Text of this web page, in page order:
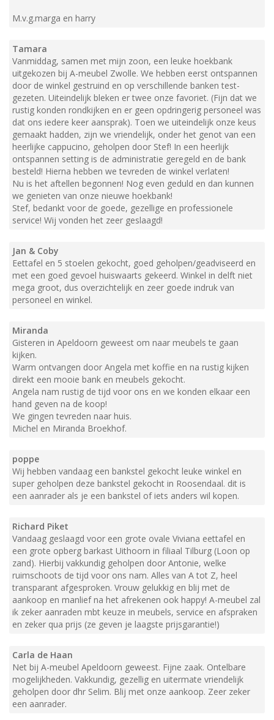
M.v.g.marga en harry
Tamara
Vanmiddag, samen met mijn zoon, een leuke hoekbank
uitgekozen bij A-meubel Zwolle. We hebben eerst ontspannen
door de winkel gestruind en op verschillende banken test-
gezeten. Uiteindelijk bleken er twee onze favoriet. (Fijn dat we
rustig konden rondkijken en er geen opdringerig personeel was
dat ons iedere keer aansprak). Toen we uiteindelijk onze keus
gemaakt hadden, zijn we vriendelijk, onder het genot van een
heerlijke cappucino, geholpen door Stef! In een heerlijk
ontspannen setting is de administratie geregeld en de bank
besteld! Hierna hebben we tevreden de winkel verlaten!
Nu is het aftellen begonnen! Nog even geduld en dan kunnen
we genieten van onze nieuwe hoekbank!
Stef, bedankt voor de goede, gezellige en professionele
service! Wij vonden het zeer geslaagd!
Jan & Coby
Eettafel en 5 stoelen gekocht, goed geholpen/geadviseerd en
met een goed gevoel huiswaarts gekeerd. Winkel in delft niet
mega groot, dus overzichtelijk en zeer goede indruk van
personeel en winkel.
Miranda
Gisteren in Apeldoorn geweest om naar meubels te gaan
kijken.
Warm ontvangen door Angela met koffie en na rustig kijken
direkt een mooie bank en meubels gekocht.
Angela nam rustig de tijd voor ons en we konden elkaar een
hand geven na de koop!
We gingen tevreden naar huis.
Michel en Miranda Broekhof.
poppe
Wij hebben vandaag een bankstel gekocht leuke winkel en
super geholpen deze bankstel gekocht in Roosendaal. dit is
een aanrader als je een bankstel of iets anders wil kopen.
Richard Piket
Vandaag geslaagd voor een grote ovale Viviana eettafel en
een grote opberg barkast Uithoorn in filiaal Tilburg (Loon op
zand). Hierbij vakkundig geholpen door Antonie, welke
ruimschoots de tijd voor ons nam. Alles van A tot Z, heel
transparant afgesproken. Vrouw gelukkig en blij met de
aankoop en manlief na het afrekenen ook happy! A-meubel zal
ik zeker aanraden mbt keuze in meubels, service en afspraken
en zeker qua prijs (ze geven je laagste prijsgarantie!)
Carla de Haan
Net bij A-meubel Apeldoorn geweest. Fijne zaak. Ontelbare
mogelijkheden. Vakkundig, gezellig en uitermate vriendelijk
geholpen door dhr Selim. Blij met onze aankoop. Zeer zeker
een aanrader.